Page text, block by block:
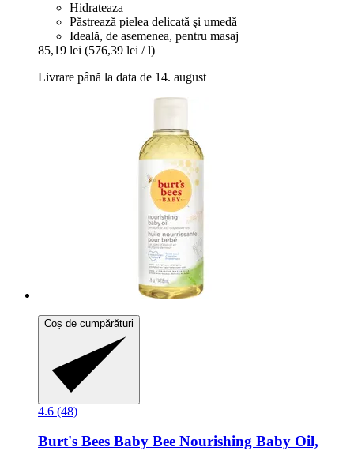
Hidrateaza
Păstrează pielea delicată şi umedă
Ideală, de asemenea, pentru masaj
85,19 lei (576,39 lei / l)
Livrare până la data de 14. august
Coș de cumpărături
4.6 (48)
Burt's Bees Baby Bee Nourishing Baby Oil,